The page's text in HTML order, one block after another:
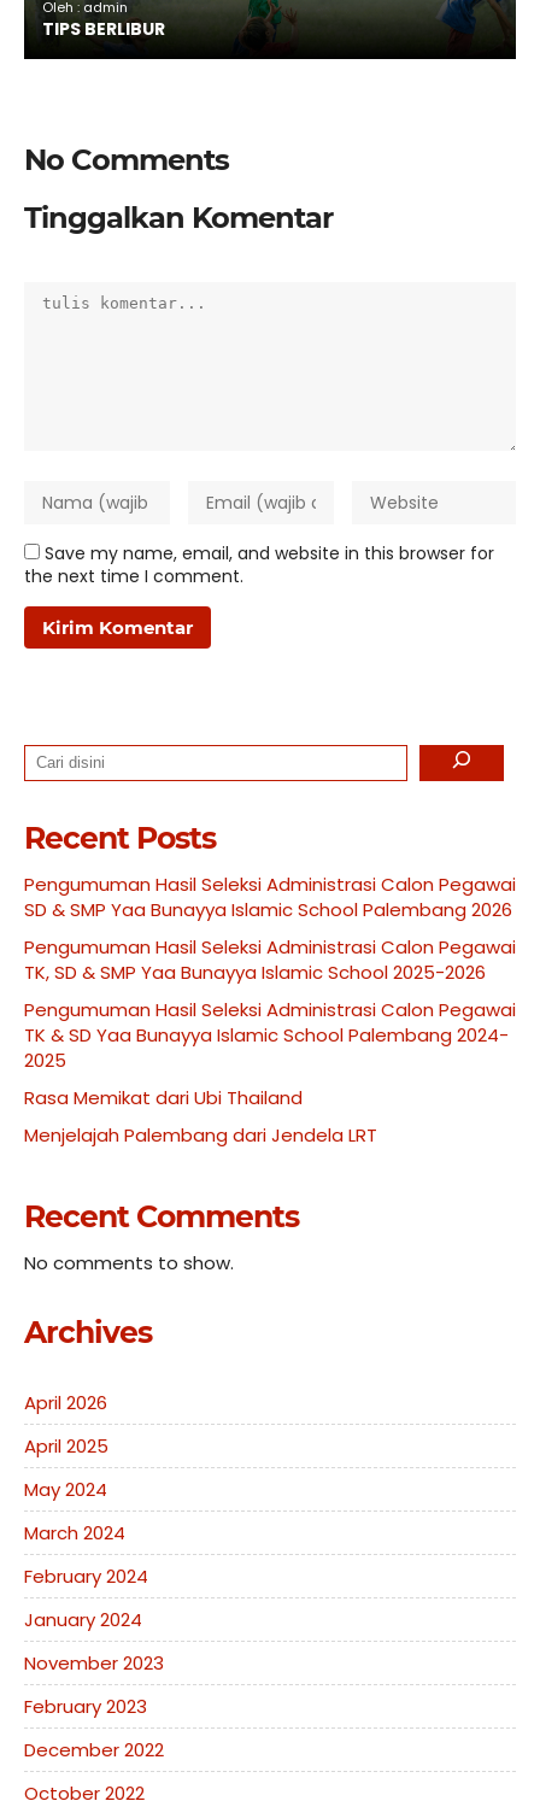
Oleh : admin
TIPS BERLIBUR
No Comments
Tinggalkan Komentar
Save my name, email, and website in this browser for
the next time I comment.
Search
Recent Posts
Pengumuman Hasil Seleksi Administrasi Calon Pegawai
SD & SMP Yaa Bunayya Islamic School Palembang 2026
Pengumuman Hasil Seleksi Administrasi Calon Pegawai
TK, SD & SMP Yaa Bunayya Islamic School 2025-2026
Pengumuman Hasil Seleksi Administrasi Calon Pegawai
TK & SD Yaa Bunayya Islamic School Palembang 2024-
2025
Rasa Memikat dari Ubi Thailand
Menjelajah Palembang dari Jendela LRT
Recent Comments
No comments to show.
Archives
April 2026
April 2025
May 2024
March 2024
February 2024
January 2024
November 2023
February 2023
December 2022
October 2022